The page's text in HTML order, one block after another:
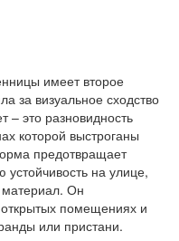
имеет второе
за визуальное сходство
– это разновидность
которой выстроганы
предотвращает
на улице,
материал. Он
помещениях и
или пристани.